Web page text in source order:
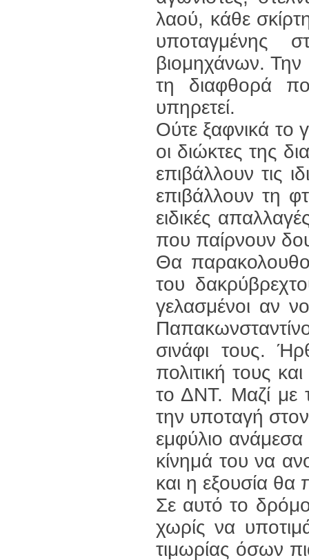
λαού, κάθε
υποταγμένης
βιομηχάνων. Την
τη διαφθορά
υπηρετεί.
Ούτε ξαφνικά το
οι διώκτες της
επιβάλλουν τις
επιβάλλουν τη
ειδικές
που παίρνουν
Θα
του
γελασμένοι αν
σινάφι τους.
πολιτική τους
το ΔΝΤ. Μαζί με
την υποταγή
εμφύλιο
κίνημά του να
και ­­­η εξουσία
Σε αυτό το
χωρίς να
τιμωρίας όσων